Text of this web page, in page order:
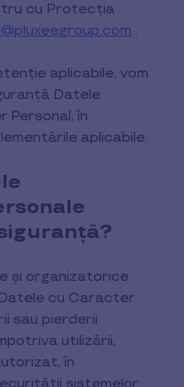
cu Protecția
.
aplicabile, vom
Datele
Personal, în
aplicabile.
și organizatorice
cu Caracter
sau pierderii
utilizării,
în